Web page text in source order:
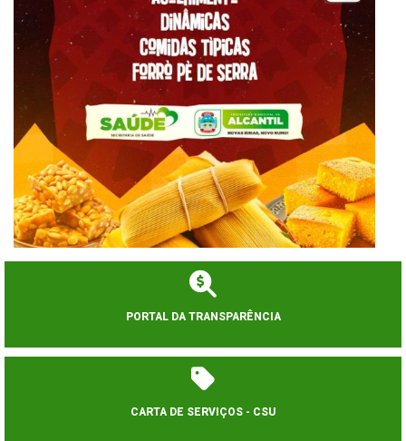
PORTAL DA TRANSPARÊNCIA
CARTA DE SERVIÇOS - CSU